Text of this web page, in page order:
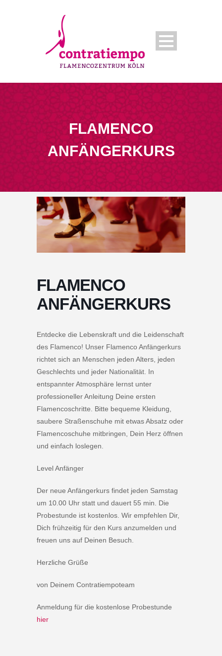
FLAMENCO
ANFÄNGERKURS
FLAMENCO
ANFÄNGERKURS
Entdecke die Lebenskraft und die Leidenschaft
des Flamenco! Unser Flamenco Anfängerkurs
richtet sich an Menschen jeden Alters, jeden
Geschlechts und jeder Nationalität. In
entspannter Atmosphäre lernst unter
professioneller Anleitung Deine ersten
Flamencoschritte. Bitte bequeme Kleidung,
saubere Straßenschuhe mit etwas Absatz oder
Flamencoschuhe mitbringen, Dein Herz öffnen
und einfach loslegen.
Level Anfänger
Der neue Anfängerkurs findet jeden Samstag
um 10.00 Uhr statt und dauert 55 min. Die
Probestunde ist kostenlos. Wir empfehlen Dir,
Dich frühzeitig für den Kurs anzumelden und
freuen uns auf Deinen Besuch.
Herzliche Grüße
von Deinem Contratiempoteam
Anmeldung für die kostenlose Probestunde
hier